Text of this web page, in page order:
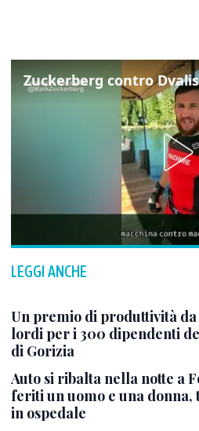
LEGGI ANCHE
Un premio di produttività
lordi per i 300 dipendenti
di Gorizia
Auto si ribalta nella notte a
feriti un uomo e una
in ospedale